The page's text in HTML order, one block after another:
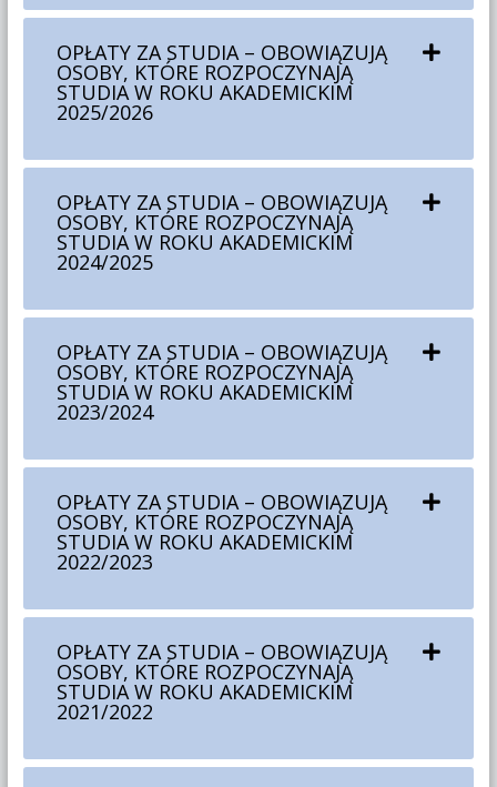
OPŁATY ZA STUDIA – OBOWIĄZUJĄ
OSOBY, KTÓRE ROZPOCZYNAJĄ
STUDIA W ROKU AKADEMICKIM
2025/2026
OPŁATY ZA STUDIA – OBOWIĄZUJĄ
OSOBY, KTÓRE ROZPOCZYNAJĄ
STUDIA W ROKU AKADEMICKIM
2024/2025
OPŁATY ZA STUDIA – OBOWIĄZUJĄ
OSOBY, KTÓRE ROZPOCZYNAJĄ
STUDIA W ROKU AKADEMICKIM
2023/2024
OPŁATY ZA STUDIA – OBOWIĄZUJĄ
OSOBY, KTÓRE ROZPOCZYNAJĄ
STUDIA W ROKU AKADEMICKIM
2022/2023
OPŁATY ZA STUDIA – OBOWIĄZUJĄ
OSOBY, KTÓRE ROZPOCZYNAJĄ
STUDIA W ROKU AKADEMICKIM
2021/2022